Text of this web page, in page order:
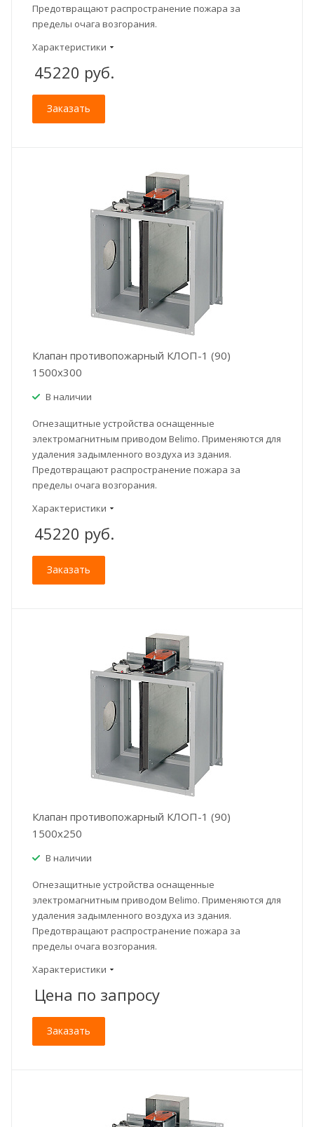
Предотвращают распространение пожара за
пределы очага возгорания.
Характеристики
45220 руб.
Заказать
Клапан противопожарный КЛОП-1 (90)
1500x300
В наличии
Огнезащитные устройства оснащенные
электромагнитным приводом Belimo. Применяются для
удаления задымленного воздуха из здания.
Предотвращают распространение пожара за
пределы очага возгорания.
Характеристики
45220 руб.
Заказать
Клапан противопожарный КЛОП-1 (90)
1500x250
В наличии
Огнезащитные устройства оснащенные
электромагнитным приводом Belimo. Применяются для
удаления задымленного воздуха из здания.
Предотвращают распространение пожара за
пределы очага возгорания.
Характеристики
Цена по запросу
Заказать